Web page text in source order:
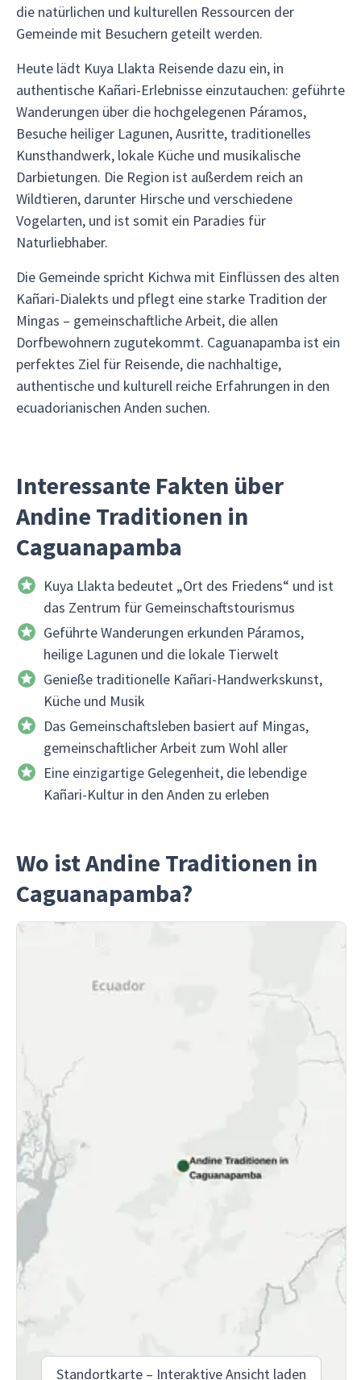
die natürlichen und kulturellen Ressourcen der
Gemeinde mit Besuchern geteilt werden.
Heute lädt Kuya Llakta Reisende dazu ein, in
authentische Kañari-Erlebnisse einzutauchen: geführte
Wanderungen über die hochgelegenen Páramos,
Besuche heiliger Lagunen, Ausritte, traditionelles
Kunsthandwerk, lokale Küche und musikalische
Darbietungen. Die Region ist außerdem reich an
Wildtieren, darunter Hirsche und verschiedene
Vogelarten, und ist somit ein Paradies für
Naturliebhaber.
Die Gemeinde spricht Kichwa mit Einflüssen des alten
Kañari-Dialekts und pflegt eine starke Tradition der
Mingas – gemeinschaftliche Arbeit, die allen
Dorfbewohnern zugutekommt. Caguanapamba ist ein
perfektes Ziel für Reisende, die nachhaltige,
authentische und kulturell reiche Erfahrungen in den
ecuadorianischen Anden suchen.
Interessante Fakten über
Andine Traditionen in
Caguanapamba
Kuya Llakta bedeutet „Ort des Friedens“ und ist
das Zentrum für Gemeinschaftstourismus
Geführte Wanderungen erkunden Páramos,
heilige Lagunen und die lokale Tierwelt
Genieße traditionelle Kañari-Handwerkskunst,
Küche und Musik
Das Gemeinschaftsleben basiert auf Mingas,
gemeinschaftlicher Arbeit zum Wohl aller
Eine einzigartige Gelegenheit, die lebendige
Kañari-Kultur in den Anden zu erleben
Wo ist Andine Traditionen in
Caguanapamba?
Standortkarte – Interaktive Ansicht laden